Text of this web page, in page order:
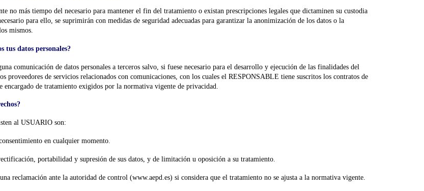
no más tiempo del necesario para mantener el fin del tratamiento o existan prescripciones legales que dictaminen su custodia
para ello, se suprimirán con medidas de seguridad adecuadas para garantizar la anonimización de los datos o la
mismos.
tus datos personales?
comunicación de datos personales a terceros salvo, si fuese necesario para el desarrollo y ejecución de las finalidades del
proveedores de servicios relacionados con comunicaciones, con los cuales el RESPONSABLE tiene suscritos los contratos de
encargado de tratamiento exigidos por la normativa vigente de privacidad.
al USUARIO son:
en cualquier momento.
portabilidad y supresión de sus datos, y de limitación u oposición a su tratamiento.
reclamación ante la autoridad de control (www.aepd.es) si considera que el tratamiento no se ajusta a la normativa vigente.